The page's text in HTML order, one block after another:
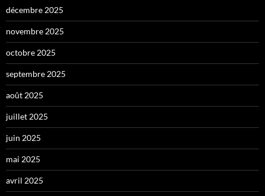
décembre 2025
novembre 2025
octobre 2025
septembre 2025
août 2025
juillet 2025
juin 2025
mai 2025
avril 2025